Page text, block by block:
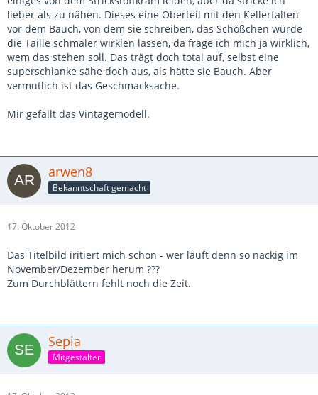
lieber als zu nähen. Dieses eine Oberteil mit den Kellerfalten
vor dem Bauch, von dem sie schreiben, das Schößchen würde
die Taille schmaler wirklen lassen, da frage ich mich ja wirklich,
wem das stehen soll. Das trägt doch total auf, selbst eine
superschlanke sähe doch aus, als hätte sie Bauch. Aber
vermutlich ist das Geschmacksache.
Mir gefällt das Vintagemodell.
arwen8
Bekanntschaft gemacht
17. Oktober 2012
Das Titelbild iritiert mich schon - wer läuft denn so nackig im
November/Dezember herum ???
Zum Durchblättern fehlt noch die Zeit.
Sepia
Mitgestalter